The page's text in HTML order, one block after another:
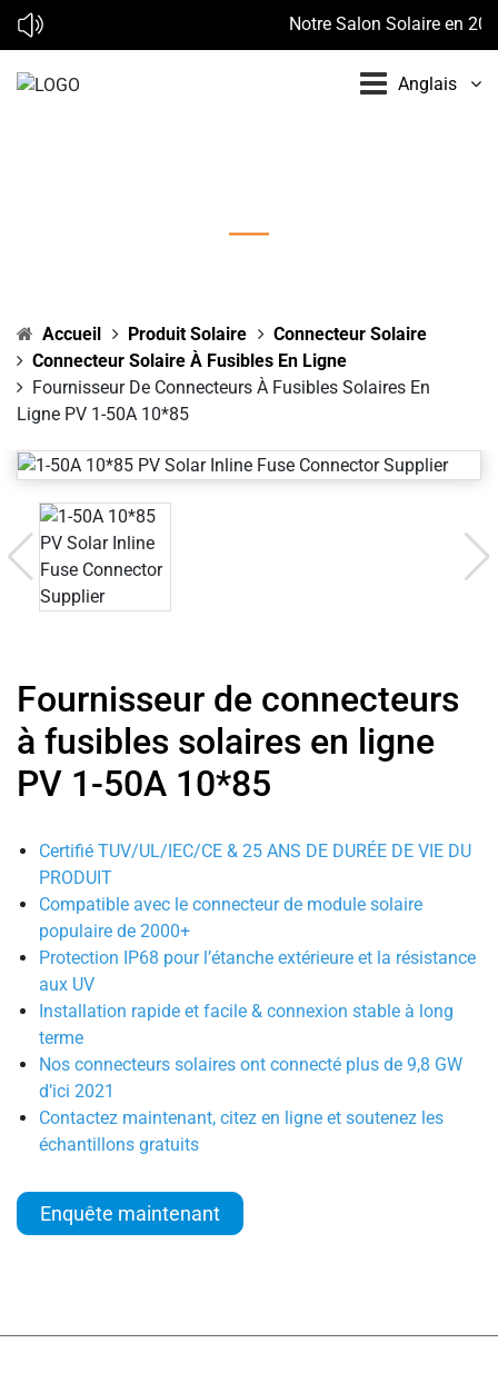
Notre Salon Solaire en
Anglais
Accueil Produit Solaire
Connecteur Solaire
Connecteur Solaire À Fusibles En Ligne
Fournisseur De Connecteurs À Fusibles Solaires En
Ligne PV 1-50A 10*85
Fournisseur de connecteurs
à fusibles solaires en ligne
PV 1-50A 10*85
Certifié TUV/UL/IEC/CE & 25 ANS DE DURÉE DE VIE DU
PRODUIT
Compatible avec le connecteur de module solaire
populaire de 2000+
Protection IP68 pour l’étanche extérieure et la résistance
aux UV
Installation rapide et facile & connexion stable à long
terme
Nos connecteurs solaires ont connecté plus de 9,8 GW
d’ici 2021
Contactez maintenant, citez en ligne et soutenez les
échantillons gratuits
Enquête maintenant